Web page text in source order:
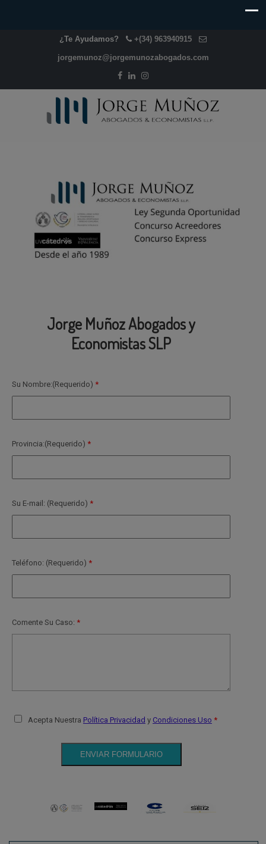
¿Te Ayudamos? +(34) 963940915
jorgemunoz@jorgemunozabogados.com
Jorge Muñoz Abogados y
Economistas SLP
Su Nombre:(Requerido)
Provincia:(Requerido)
Su E-mail: (Requerido)
Teléfono: (Requerido)
Comente Su Caso:
Acepta Nuestra Política Privacidad y Condiciones Uso